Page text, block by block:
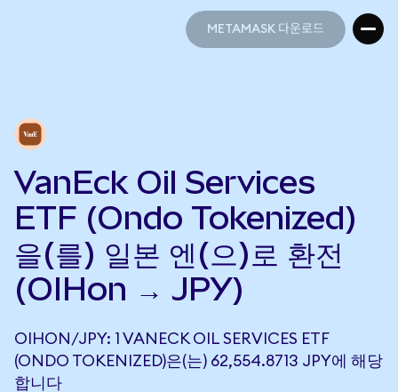
METAMASK 다운로드
VanEck Oil Services
ETF (Ondo Tokenized)
을(를) 일본 엔(으)로 환전
(OIHon → JPY)
OIHON/JPY: 1 VANECK OIL SERVICES ETF
(ONDO TOKENIZED)은(는) 62,554.8713 JPY에 해당
합니다